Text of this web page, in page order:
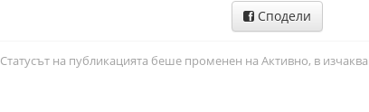
Сподели
Статусът на публикацията беше променен на Активно, в